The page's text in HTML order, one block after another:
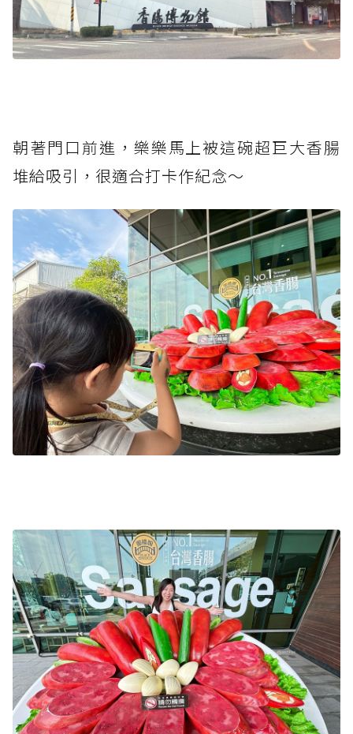
朝著門口前進，樂樂馬上被這碗超巨大香腸
堆給吸引，很適合打卡作紀念～